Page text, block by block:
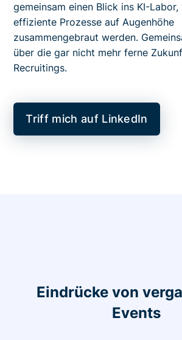
gemeinsam einen Blick ins KI-
effiziente Prozesse auf Augenhöhe
zusammengebraut werden.
über die gar nicht mehr ferne
Recruitings.
Triff mich auf LinkedIn
Eindrücke von
Events